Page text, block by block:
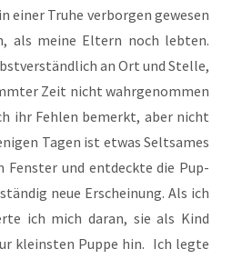
einer Tru­he ver­bor­gen gewe­sen
als mei­ne Eltern noch leb­ten.
an Ort und Stel­le,
Zeit nicht wahr­ge­nom­men
ihr Feh­len bemerkt, aber nicht
Tagen ist etwas Selt­sa­mes
Fens­ter und ent­deck­te die Pup­
neue Erschei­nung. Als ich
ich mich dar­an, sie als Kind
kleins­ten Pup­pe hin. Ich leg­te